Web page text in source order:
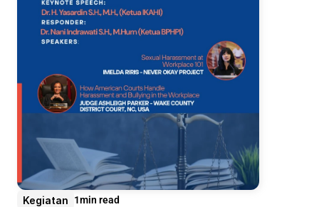
Kegiatan 1min read